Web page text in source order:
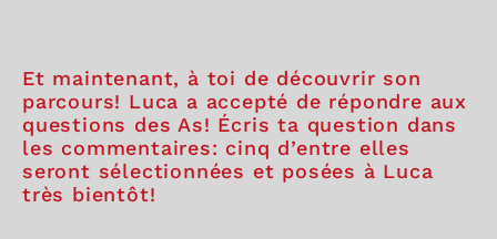
Et maintenant, à toi de découvrir son
parcours! Luca a accepté de répondre aux
questions des As! Écris ta question dans
les commentaires: cinq d’entre elles
seront sélectionnées et posées à Luca
très bientôt!